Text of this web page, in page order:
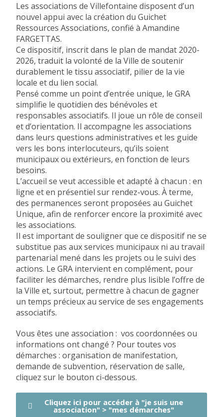
Les associations de Villefontaine disposent d’un
nouvel appui avec la création duGuichet
Ressources Associations, confié àAmandine
FARGETTAS.
Ce dispositif, inscrit dans le plan de mandat 2020-
2026, traduit la volonté de la Ville de soutenir
durablement le tissu associatif, pilier de la vie
locale et du lien social.
Pensé comme un point d’entrée unique, le GRA
simplifie le quotidien des bénévoles et
responsables associatifs. Il joue un rôle deconseil
et d’orientation. Il accompagne les associations
dans leurs questions administratives et les guide
vers les bons interlocuteurs, qu’ils soient
municipaux ou extérieurs, en fonction de leurs
besoins.
L’accueil se veutaccessible et adapté à chacun : en
ligne et en présentiel sur rendez-vous. À terme,
des permanences seront proposées au Guichet
Unique, afin de renforcer encore la proximité avec
les associations.
Il est important de souligner que ce dispositif ne se
substitue pas aux services municipaux ni au travail
partenarial mené dans les projets ou le suivi des
actions. Le GRA intervient encomplément, pour
faciliter les démarches, rendre plus lisible l’offre de
la Ville et, surtout, permettre à chacun de gagner
un temps précieux au service de ses engagements
associatifs.
Vous êtes une association : vos coordonnées ou
informations ont changé ? Pour toutes vos
démarches : organisation de manifestation,
demande de subvention, réservation de salle,
cliquez sur le bouton ci-dessous.
Cliquez ici pour accéder à "je suis une
association" > "mes démarches"